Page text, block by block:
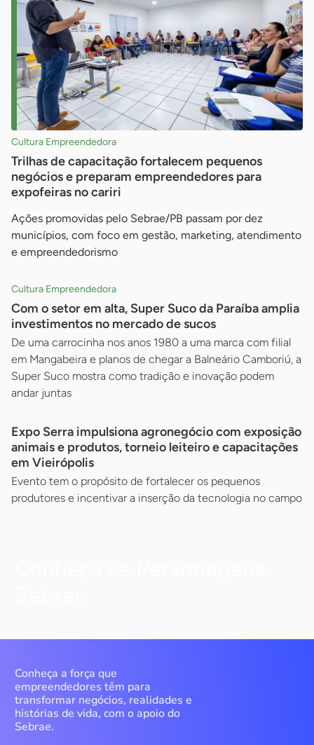
Cultura Empreendedora
Trilhas de capacitação fortalecem pequenos
negócios e preparam empreendedores para
expofeiras no cariri
Ações promovidas pelo Sebrae/PB passam por dez
municípios, com foco em gestão, marketing, atendimento
e empreendedorismo
Cultura Empreendedora
Com o setor em alta, Super Suco da Paraíba amplia
investimentos no mercado de sucos
De uma carrocinha nos anos 1980 a uma marca com filial
em Mangabeira e planos de chegar a Balneário Camboriú, a
Super Suco mostra como tradição e inovação podem
andar juntas
Expo Serra impulsiona agronegócio com exposição
animais e produtos, torneio leiteiro e capacitações
em Vieirópolis
Evento tem o propósito de fortalecer os pequenos
produtores e incentivar a inserção da tecnologia no campo
Conheça a força que
empreendedores têm para
transformar negócios, realidades e
histórias de vida, com o apoio do
Sebrae.